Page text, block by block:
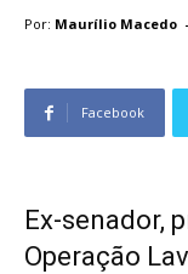
Por: Maurílio Macedo
Facebook
Ex-senador,
Operação